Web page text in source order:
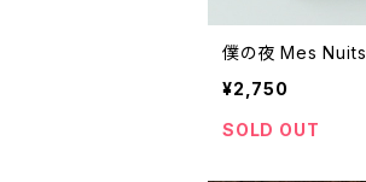
僕の夜 Mes Nuits
¥2,750
SOLD OUT